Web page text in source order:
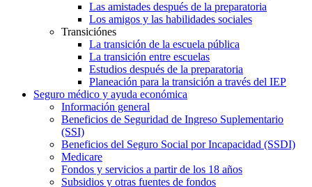
Las amistades después de la preparatoria
Los amigos y las habilidades sociales
Transiciónes
La transición de la escuela pública
La transición entre escuelas
Estudios después de la preparatoria
Planeación para la transición a través del IEP
Seguro médico y ayuda económica
Información general
Beneficios de Seguridad de Ingreso Suplementario
(SSI)
Beneficios del Seguro Social por Incapacidad (SSDI)
Medicare
Fondos y servicios a partir de los 18 años
Subsidios y otras fuentes de fondos